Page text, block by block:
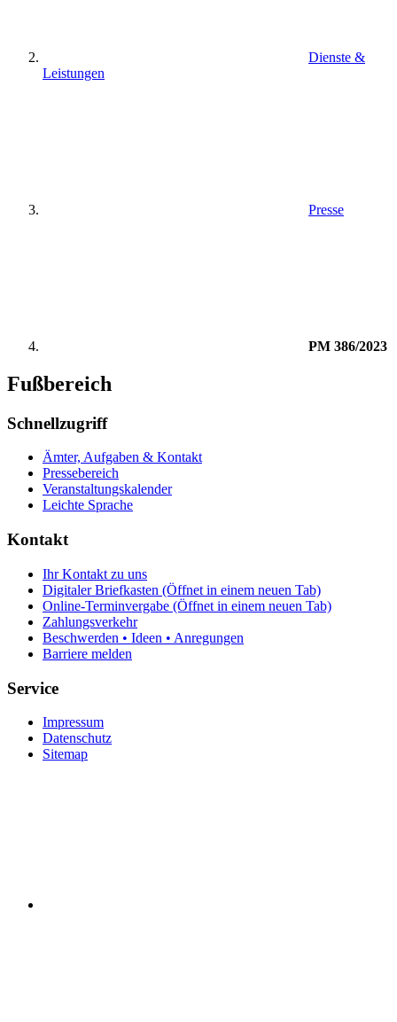
Dienste &
Leistungen
Presse
PM 386/2023
Fußbereich
Schnellzugriff
Ämter, Aufgaben & Kontakt
Pressebereich
Veranstaltungskalender
Leichte Sprache
Kontakt
Ihr Kontakt zu uns
Digitaler Briefkasten (Öffnet in einem neuen Tab)
Online-Terminvergabe (Öffnet in einem neuen Tab)
Zahlungsverkehr
Beschwerden • Ideen • Anregungen
Barriere melden
Service
Impressum
Datenschutz
Sitemap